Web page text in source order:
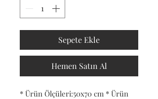
Sepete Ekle
Hemen Satın Al
* Ürün Ölçüleri:50x70 cm * Ürün